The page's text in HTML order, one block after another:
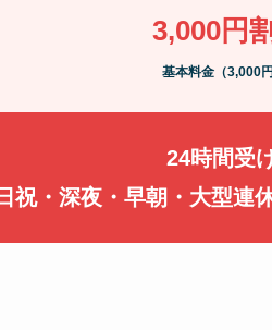
3,000円
基本料金（3,000
24時間受
祝・深夜・早朝・大型連